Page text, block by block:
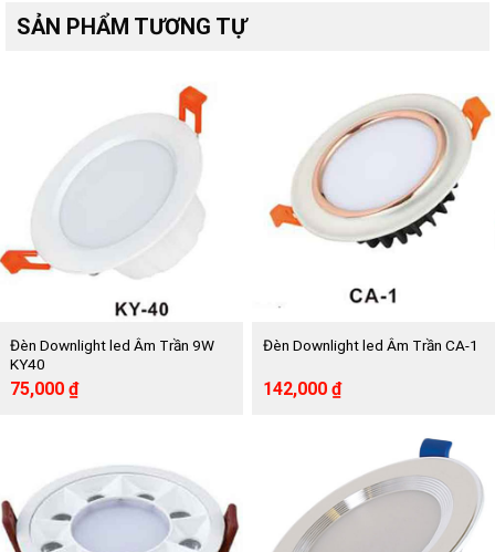
SẢN PHẨM TƯƠNG TỰ
Đèn Downlight led Âm Trần 9W
KY40
Giá
75,000 ₫Giá
Đèn Downlight led Âm Trần CA-1
Giá
142,000 ₫Giá
142,000 ₫.